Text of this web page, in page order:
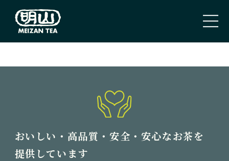
ABOUT US
おいしい・高品質・安全・安心なお茶を
提供しています